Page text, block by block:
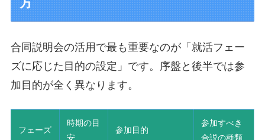
合同説明会の活用で最も重要なのが「就活フェー
ズに応じた目的の設定」です。序盤と後半では参
加目的が全く異なります。
フェーズ
時期の目
安
参加目的
参加すべき
合説の種類